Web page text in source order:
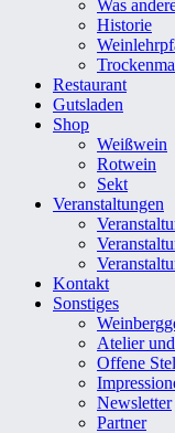
Was
Historie
Restaurant
Gutsladen
Shop
Weißwein
Rotwein
Sekt
Veranstaltungen
Kontakt
Sonstiges
Atelier
Offene
Newsletter
Partner